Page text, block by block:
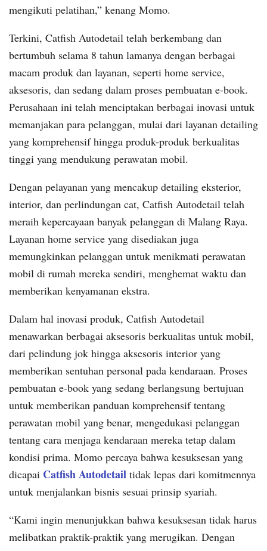
mengikuti pelatihan,” kenang Momo.
Terkini, Catfish Autodetail telah berkembang dan
bertumbuh selama 8 tahun lamanya dengan berbagai
macam produk dan layanan, seperti home service,
aksesoris, dan sedang dalam proses pembuatan e-book.
Perusahaan ini telah menciptakan berbagai inovasi untuk
memanjakan para pelanggan, mulai dari layanan detailing
yang komprehensif hingga produk-produk berkualitas
tinggi yang mendukung perawatan mobil.
Dengan pelayanan yang mencakup detailing eksterior,
interior, dan perlindungan cat, Catfish Autodetail telah
meraih kepercayaan banyak pelanggan di Malang Raya.
Layanan home service yang disediakan juga
memungkinkan pelanggan untuk menikmati perawatan
mobil di rumah mereka sendiri, menghemat waktu dan
memberikan kenyamanan ekstra.
Dalam hal inovasi produk, Catfish Autodetail
menawarkan berbagai aksesoris berkualitas untuk mobil,
dari pelindung jok hingga aksesoris interior yang
memberikan sentuhan personal pada kendaraan. Proses
pembuatan e-book yang sedang berlangsung bertujuan
untuk memberikan panduan komprehensif tentang
perawatan mobil yang benar, mengedukasi pelanggan
tentang cara menjaga kendaraan mereka tetap dalam
kondisi prima. Momo percaya bahwa kesuksesan yang
dicapai Catfish Autodetail tidak lepas dari komitmennya
untuk menjalankan bisnis sesuai prinsip syariah.
“Kami ingin menunjukkan bahwa kesuksesan tidak harus
melibatkan praktik-praktik yang merugikan. Dengan